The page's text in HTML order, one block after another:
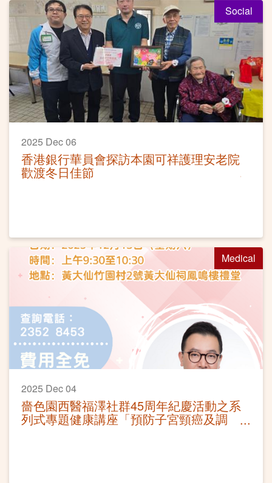
Social
2025 Dec 06
香港銀行華員會探訪本園可祥護理安老院
歡渡冬日佳節
Medical
2025 Dec 04
嗇色園西醫福澤社群45周年紀慶活動之系
列式專題健康講座「預防子宮頸癌及調